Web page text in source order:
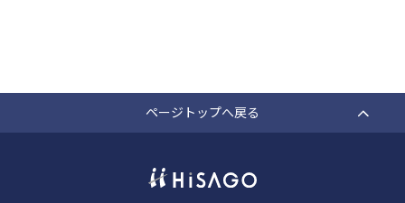
ページトップへ戻る